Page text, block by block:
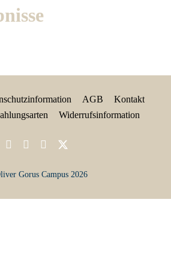
AGB
Kontakt
Widerrufsinformation
Gorus Campus 2026